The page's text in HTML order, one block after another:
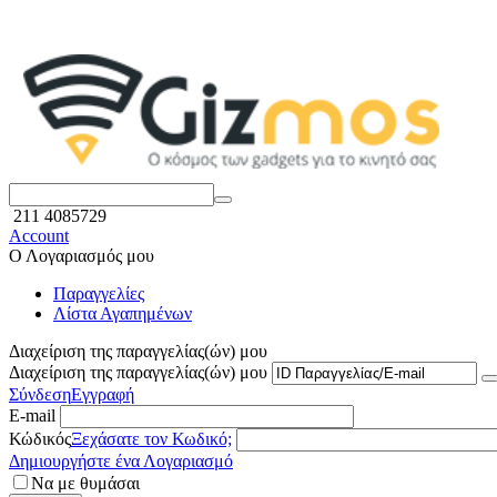
211 4085729
Account
Ο Λογαριασμός μου
Παραγγελίες
Λίστα Αγαπημένων
Διαχείριση της παραγγελίας(ών) μου
Διαχείριση της παραγγελίας(ών) μου
ΣύνδεσηΕγγραφή
E-mail
ΚώδικόςΞεχάσατε τον Κωδικό;
Δημιουργήστε ένα Λογαριασμό
Να με θυμάσαι